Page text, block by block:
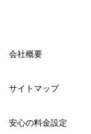
会社概要
サイトマップ
安心の料金設定